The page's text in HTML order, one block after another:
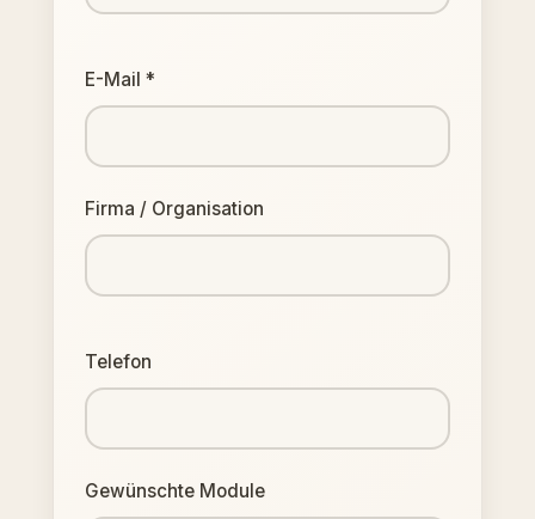
E-Mail *
Firma / Organisation
Telefon
Gewünschte Module